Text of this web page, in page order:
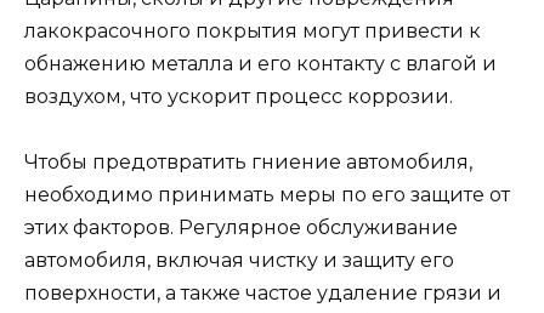
лакокрасочного покрытия могут привести к
обнажению металла и его контакту с влагой и
воздухом, что ускорит процесс коррозии.
Чтобы предотвратить гниение автомобиля,
необходимо принимать меры по его защите от
этих факторов. Регулярное обслуживание
автомобиля, включая чистку и защиту его
поверхности, а также частое удаление грязи и